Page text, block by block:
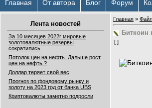
Главная От автора Блог Форум
Лента новостей
За 10 месяцев 2022г мировые
золотовалютные резервы
сократились
Потолок цен на нефть. Дальше рост
цен на нефть ?
Доллар теряет свой вес
Прогноз по фондовому рынку и
золоту на 2023 год от банка UBS
Криптовалюты заметно подросли
Главная »
Биткоин
[ ]